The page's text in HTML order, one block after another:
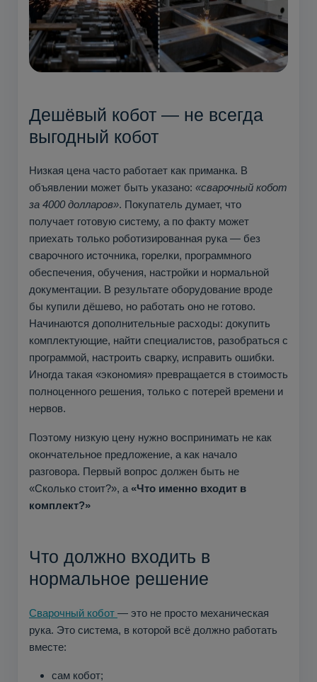
Дешёвый кобот — не всегда
выгодный кобот
Низкая цена часто работает как приманка. В
объявлении может быть указано: «сварочный кобот
за 4000 долларов». Покупатель думает, что
получает готовую систему, а по факту может
приехать только роботизированная рука — без
сварочного источника, горелки, программного
обеспечения, обучения, настройки и нормальной
документации. В результате оборудование вроде
бы купили дёшево, но работать оно не готово.
Начинаются дополнительные расходы: докупить
комплектующие, найти специалистов, разобраться с
программой, настроить сварку, исправить ошибки.
Иногда такая «экономия» превращается в стоимость
полноценного решения, только с потерей времени и
нервов.
Поэтому низкую цену нужно воспринимать не как
окончательное предложение, а как начало
разговора. Первый вопрос должен быть не
«Сколько стоит?», а «Что именно входит в
комплект?»
Что должно входить в
нормальное решение
Сварочный кобот — это не просто механическая
рука. Это система, в которой всё должно работать
вместе:
сам кобот;